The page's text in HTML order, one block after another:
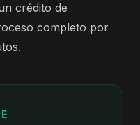
crédito de
completo por